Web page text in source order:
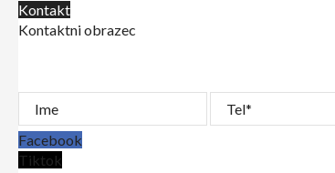
Kontakt
Kontaktni obrazec
Ime Tel
Facebook
Tiktok